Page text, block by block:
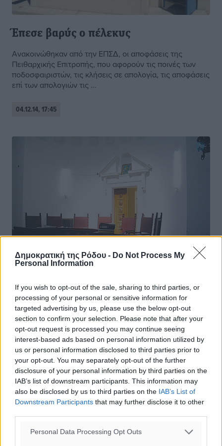
Δημοκρατική της Ρόδου - Do Not Process My
Personal Information
If you wish to opt-out of the sale, sharing to third parties, or
processing of your personal or sensitive information for
targeted advertising by us, please use the below opt-out
section to confirm your selection. Please note that after your
opt-out request is processed you may continue seeing
interest-based ads based on personal information utilized by
us or personal information disclosed to third parties prior to
your opt-out. You may separately opt-out of the further
disclosure of your personal information by third parties on the
IAB’s list of downstream participants. This information may
also be disclosed by us to third parties on the IAB’s List of
Downstream Participants that may further disclose it to other
Personal Data Processing Opt Outs
Έπεσε βαρύς ο πέλεκυς
Ανακοινώθηκαν από την ΕΠΣΔ, οι αποφάσεις της
Πειθαρχικής Επιτροπής, που αφορούν τις ποινές των
ποδοσφαιριστών, τις κλήσεις σε απολογία, τις αποφάσεις
επί των απολογιών τις ...
04.12.14, 17:45
Αναβλήθηκε η εκδίκαση σοβαρών
υποθέσεων στο κακουργιοδικείο
Για την 10η Δεκεμβρίου του 2015 αναβλήθηκε από το
Τριμελές Εφετείο Δωδεκανήσου επί κακουργημάτων,
ένεκα της αποχής των δικηγόρων, η εκδίκαση της
υπόθεσης οικονομικής ...
04.12.14, 17:43